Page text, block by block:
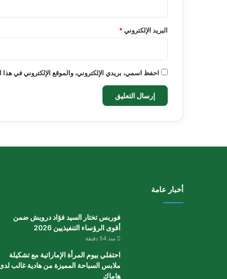
البريد الإلكتروني*
احفظ اسمي، بريدي الإلكتروني، والموقع الإلكتروني في
أخبار عامة
فوربس تختار السيد فؤاد درويش ضمن
أقوى الرؤساء التنفيذيين 2026
منذ 54 دقيقة
احتفلي بيوم المرأة الإماراتية مع تشكيلة
ملابس السباحة المميزة من هادية غالب
هاماك